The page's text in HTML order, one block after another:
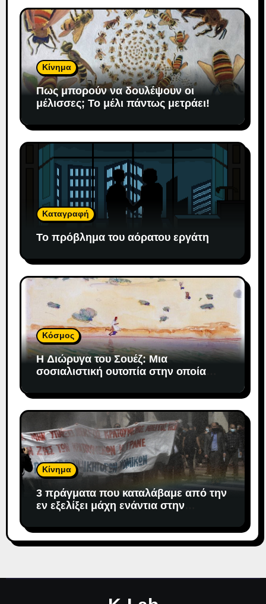
Κίνημα
Πως μπορούν να δουλέψουν οι
μέλισσες; To μέλι πάντως μετράει!
Καταγραφή
Το πρόβλημα του αόρατου εργάτη
Κόσμος
H Διώρυγα του Σουέζ: Μια
σοσιαλιστική ουτοπία στην οποία
Κίνημα
3 πράγματα που καταλάβαμε από την
εν εξελίξει μάχη ενάντια στην